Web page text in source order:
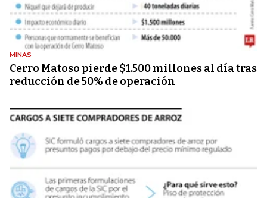
MINAS
Cerro Matoso pierde $1.500 millones al día tras
reducción de 50% de operación